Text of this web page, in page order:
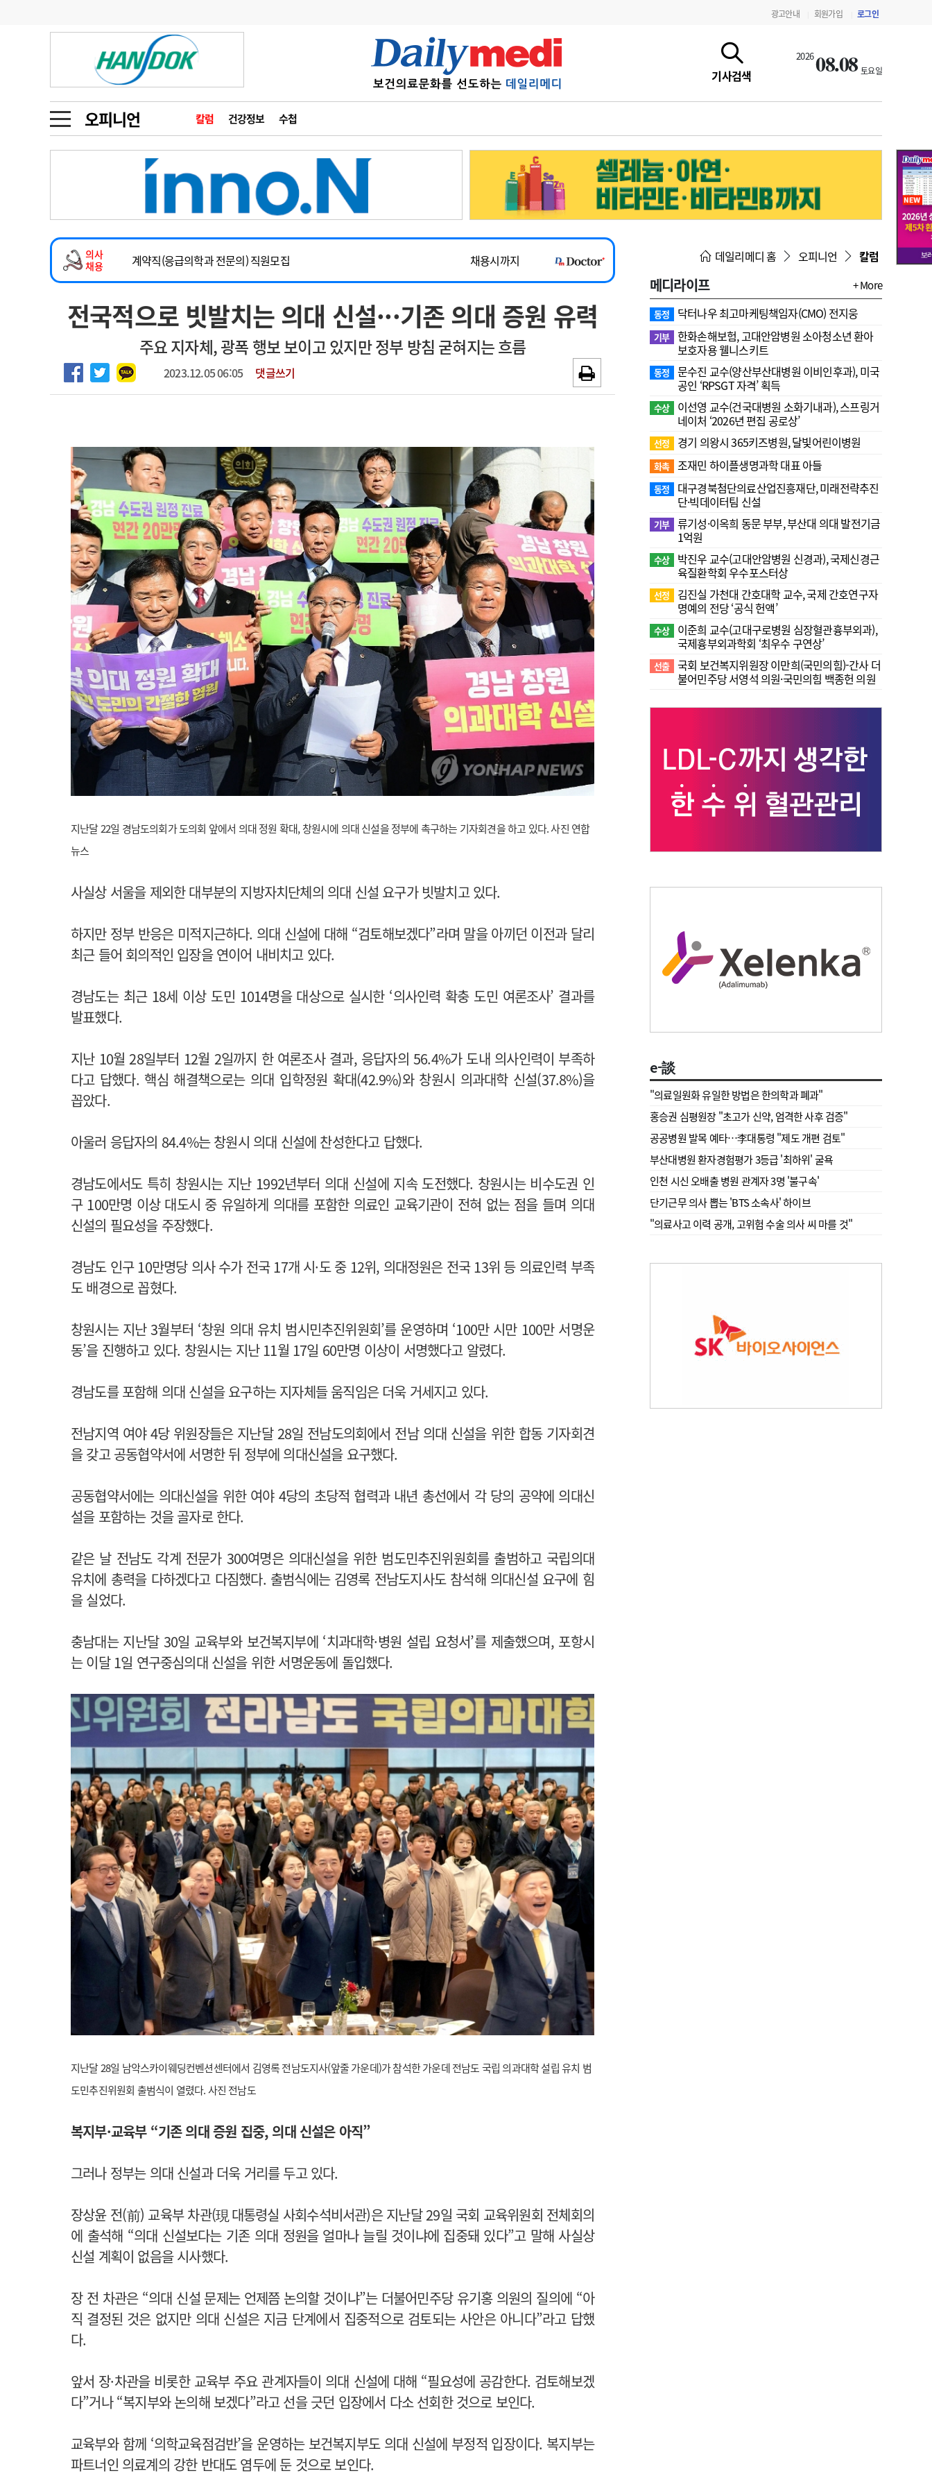
광고안내 회원가입 로그인
기사검색
202608.08 토요일
오피니언 칼럼 건강정보 수첩
금주의 검색어
1
의사인력 수급 추계
3
AI의료
4
전공의 모집 결과
6
관리급여 실시
지필공 지원책
수련환경 개선
의과대학 입시
인사 사고
오피니언 수첩
인물 초대석 피플
동영상뉴스
포토뉴스
메디 Hospital 지역병원 중소병원
인포메이션 행정처분 판례 정책/통계 공시 지침·기준·평가 약제급여 심사 결과
고객센터 회사소개 법적고지 광고안내
의사
채용
2026년 하반기 인턴 모집
~2026-08-31
마취통증의학과 임기제 임상의사 채용
채용시까지
계약직(응급의학과 전문의) 직원모집
채용시까지
하반기 전공의(레지던트1년차) 모집
~2026-08-15
2026년 하반기 인턴 모집
~2026-08-31
마취통증의학과 임기제 임상의사 채용
채용시까지
전국적으로 빗발치는 의대 신설···기존 의대 증원 유력
주요 지자체, 광폭 행보 보이고 있지만 정부 방침 굳혀지는 흐름
2023.12.05 06:05 댓글쓰기
지난달 22일 경남도의회가 도의회 앞에서 의대 정원 확대, 창원시에 의대 신설을 정부에 촉구하는 기자회견을 하고 있다. 사진 연합
뉴스
사실상 서울을 제외한 대부분의 지방자치단체의 의대 신설 요구가 빗발치고 있다.
하지만 정부 반응은 미적지근하다. 의대 신설에 대해 “검토해보겠다”라며 말을 아끼던 이전과 달리
최근 들어 회의적인 입장을 연이어 내비치고 있다.
경남도는 최근 18세 이상 도민 1014명을 대상으로 실시한 ‘의사인력 확충 도민 여론조사’ 결과를
발표했다.
지난 10월 28일부터 12월 2일까지 한 여론조사 결과, 응답자의 56.4%가 도내 의사인력이 부족하
다고 답했다. 핵심 해결책으로는 의대 입학정원 확대(42.9%)와 창원시 의과대학 신설(37.8%)을
꼽았다.
아울러 응답자의 84.4%는 창원시 의대 신설에 찬성한다고 답했다.
경남도에서도 특히 창원시는 지난 1992년부터 의대 신설에 지속 도전했다. 창원시는 비수도권 인
구 100만명 이상 대도시 중 유일하게 의대를 포함한 의료인 교육기관이 전혀 없는 점을 들며 의대
신설의 필요성을 주장했다.
경남도 인구 10만명당 의사 수가 전국 17개 시·도 중 12위, 의대정원은 전국 13위 등 의료인력 부족
도 배경으로 꼽혔다.
창원시는 지난 3월부터 ‘창원 의대 유치 범시민추진위원회’를 운영하며 ‘100만 시만 100만 서명운
동’을 진행하고 있다. 창원시는 지난 11월 17일 60만명 이상이 서명했다고 알렸다.
경남도를 포함해 의대 신설을 요구하는 지자체들 움직임은 더욱 거세지고 있다.
전남지역 여야 4당 위원장들은 지난달 28일 전남도의회에서 전남 의대 신설을 위한 합동 기자회견
을 갖고 공동협약서에 서명한 뒤 정부에 의대신설을 요구했다.
공동협약서에는 의대신설을 위한 여야 4당의 초당적 협력과 내년 총선에서 각 당의 공약에 의대신
설을 포함하는 것을 골자로 한다.
같은 날 전남도 각계 전문가 300여명은 의대신설을 위한 범도민추진위원회를 출범하고 국립의대
유치에 총력을 다하겠다고 다짐했다. 출범식에는 김영록 전남도지사도 참석해 의대신설 요구에 힘
을 실었다.
충남대는 지난달 30일 교육부와 보건복지부에 ‘치과대학·병원 설립 요청서’를 제출했으며, 포항시
는 이달 1일 연구중심의대 신설을 위한 서명운동에 돌입했다.
지난달 28일 남악스카이웨딩컨벤션센터에서 김영록 전남도지사(앞줄 가운데)가 참석한 가운데 전남도 국립 의과대학 설립 유치 범
도민추진위원회 출범식이 열렸다. 사진 전남도
복지부·교육부 “기존 의대 증원 집중, 의대 신설은 아직”
그러나 정부는 의대 신설과 더욱 거리를 두고 있다.
장상윤 전(前) 교육부 차관(現 대통령실 사회수석비서관)은 지난달 29일 국회 교육위원회 전체회의
에 출석해 “의대 신설보다는 기존 의대 정원을 얼마나 늘릴 것이냐에 집중돼 있다”고 말해 사실상
신설 계획이 없음을 시사했다.
장 전 차관은 “의대 신설 문제는 언제쯤 논의할 것이냐”는 더불어민주당 유기홍 의원의 질의에 “아
직 결정된 것은 없지만 의대 신설은 지금 단계에서 집중적으로 검토되는 사안은 아니다”라고 답했
다.
앞서 장·차관을 비롯한 교육부 주요 관계자들이 의대 신설에 대해 “필요성에 공감한다. 검토해보겠
다”거나 “복지부와 논의해 보겠다”라고 선을 긋던 입장에서 다소 선회한 것으로 보인다.
교육부와 함께 ‘의학교육점검반’을 운영하는 보건복지부도 의대 신설에 부정적 입장이다. 복지부는
파트너인 의료계의 강한 반대도 염두에 둔 것으로 보인다.
데일리메디 홈 오피니언 칼럼
메디라이프 + More
동정 닥터나우 최고마케팅책임자(CMO) 전지웅
기부 한화손해보험, 고대안암병원 소아청소년 환아
보호자용 웰니스키트
동정
문수진 교수( 양산부산대병원 이비인후과), 미국
공인 ‘RPSGT 자격’ 획득
수상
이선영 교수(건국대병원 소화기내과), 스프링거
네이처 ‘2026년 편집 공로상’
선정 경기 의왕시 365키즈병원, 달빛어린이병원
화촉 조재민 하이플생명과학 대표 아들
동정
대구경북첨단의료산업진흥재단, 미래전략추진
단·빅데이터팀 신설
기부 류기성·이옥희 동문 부부, 부산대 의대 발전기금
1억원
수상
박진우 교수(고대안암병원 신경과), 국제신경근
육질환학회 우수포스터상
선정
김진실 가천대 간호대학 교수, 국제 간호연구자
명예의 전당 ‘공식 헌액’
수상
이준희 교수(고대구로병원 심장혈관흉부외과),
국제흉부외과학회 ‘최우수 구연상’
선출 국회 보건복지위원장 이만희(국민의힘)-간사 더
불어민주당 서영석 의원·국민의힘 백종헌 의원
e-談
"의료일원화 유일한 방법은 한의학과 폐과"
홍승권 심평원장 " 초고가 신약, 엄격한 사후 검증"
공공병원 발목 예타…李대통령 "제도 개편 검토"
부산대병원 환자경험평가 3등급 '최하위' 굴욕
인천 시신 오배출 병원 관계자 3명 '불구속'
단기근무 의사 뽑는 'BTS 소속사' 하이브
"의료사고 이력 공개, 고위험 수술 의사 씨 마를 것"